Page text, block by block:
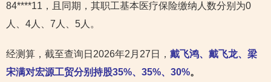
84****11，且同期，其职工基本医疗保险缴纳人数分别为0
人、4人、7人、5人。
经测算，截至查询日2026年2月27日， 戴飞鸿、戴飞龙、梁
宋满对宏源工贸分别持股35%、35%、30%。